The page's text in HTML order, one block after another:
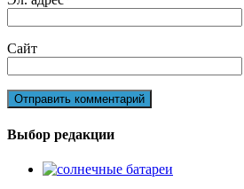
Сайт
Выбор редакции